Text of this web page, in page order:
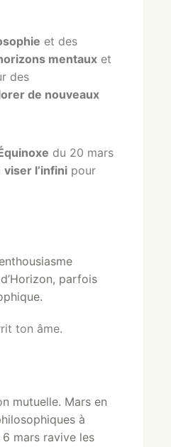
et des
mentaux et
des
de nouveaux
du 20 mars
viser l’infini pour
parfois
ton âme.
mutuelle. Mars en
à
mars ravive les